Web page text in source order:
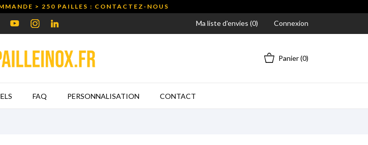
> 250 PAILLES : CONTACTEZ-NOUS
Ma liste d'envies (0) Connexion
Panier(0)
FAQ PERSONNALISATION CONTACT